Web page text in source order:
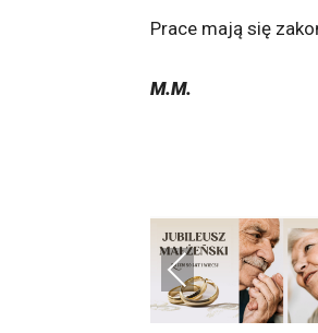
Prace mają się
M.M.
Previous